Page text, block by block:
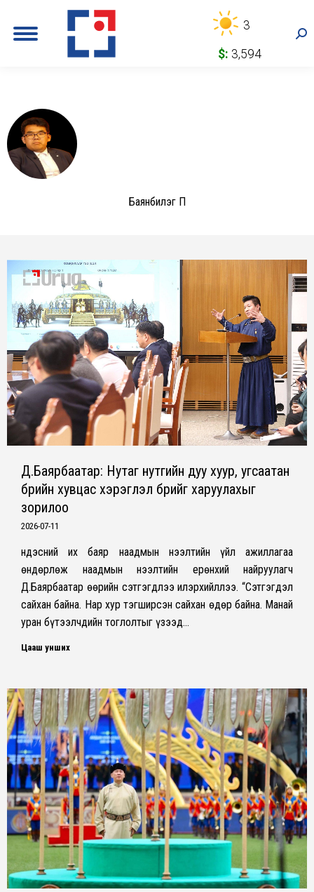
3
$: 3,594
Баянбилэг П
Д.Баярбаатар: Нутаг нутгийн дуу хуур, угсаатан
бүрийн хувцас хэрэглэл бүрийг харуулахыг
зорилоо
2026-07-11
Үндэсний их баяр наадмын нээлтийн үйл ажиллагаа
өндөрлөж наадмын нээлтийн ерөнхий найруулагч
Д.Баярбаатар өөрийн сэтгэгдлээ илэрхийллээ. “Сэтгэгдэл
сайхан байна. Нар хур тэгширсэн сайхан өдөр байна. Манай
уран бүтээлчдийн тоглолтыг үзээд…
Цааш унших